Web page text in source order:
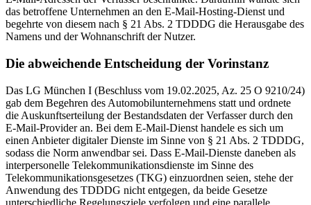
das betroffene Unternehmen an den E-Mail-Hosting-Dienst und
begehrte von diesem nach § 21 Abs. 2 TDDDG die Herausgabe des
Namens und der Wohnanschrift der Nutzer.
Die abweichende Entscheidung der Vorinstanz
Das LG München I (Beschluss vom 19.02.2025, Az. 25 O 9210/24)
gab dem Begehren des Automobilunternehmens statt und ordnete
die Auskunftserteilung der Bestandsdaten der Verfasser durch den
E-Mail-Provider an. Bei dem E-Mail-Dienst handele es sich um
einen Anbieter digitaler Dienste im Sinne von § 21 Abs. 2 TDDDG,
sodass die Norm anwendbar sei. Dass E-Mail-Dienste daneben als
interpersonelle Telekommunikationsdienste im Sinne des
Telekommunikationsgesetzes (TKG) einzuordnen seien, stehe der
Anwendung des TDDDG nicht entgegen, da beide Gesetze
unterschiedliche Regelungsziele verfolgen und eine parallele